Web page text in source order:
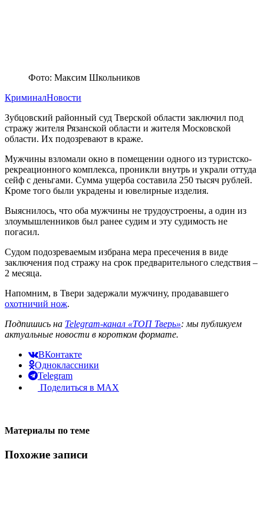
Фото: Максим Школьников
КриминалНовости
Зубцовский районный суд Тверской области заключил под
стражу жителя Рязанской области и жителя Московской
области. Их подозревают в краже.
Мужчины взломали окно в помещении одного из туристско-
рекреационного комплекса, проникли внутрь и украли оттуда
сейф с деньгами. Сумма ущерба составила 250 тысяч рублей.
Кроме того были украдены и ювелирные изделия.
Выяснилось, что оба мужчины не трудоустроены, а один из
злоумышленников был ранее судим и эту судимость не
погасил.
Судом подозреваемым избрана мера пресечения в виде
заключения под стражу на срок предварительного следствия –
2 месяца.
Напомним, в Твери задержали мужчину, продававшего
охотничий нож.
Подпишись на Telegram-канал «ТОП Тверь»: мы публикуем
актуальные новости в коротком формате.
ВКонтакте
Одноклассники
Telegram
Поделиться в MAX
Материалы по теме
Похожие записи